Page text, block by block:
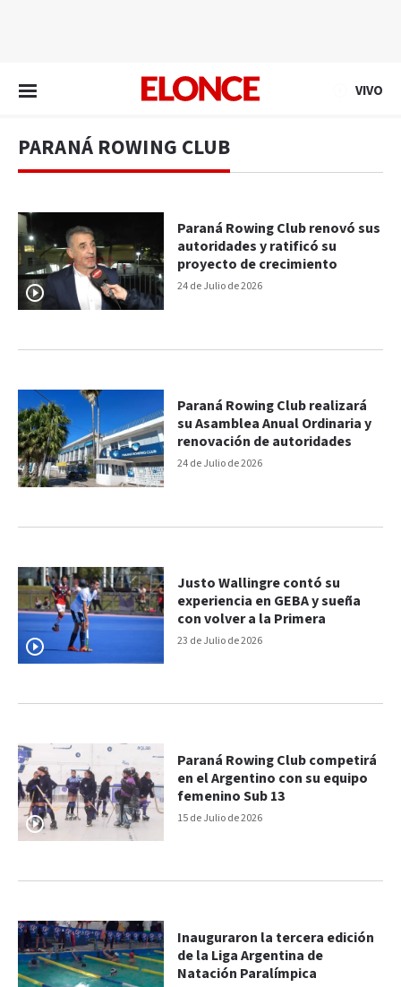
VIVO
PARANÁ ROWING CLUB
24 de Julio de 2026
Paraná Rowing Club renovó sus
autoridades y ratificó su
proyecto de crecimiento
24 de Julio de 2026
Paraná Rowing Club realizará
su Asamblea Anual Ordinaria y
renovación de autoridades
23 de Julio de 2026
Justo Wallingre contó su
experiencia en GEBA y sueña
con volver a la Primera
15 de Julio de 2026
Paraná Rowing Club competirá
en el Argentino con su equipo
femenino Sub 13
Inauguraron la tercera edición
de la Liga Argentina de
Natación Paralímpica